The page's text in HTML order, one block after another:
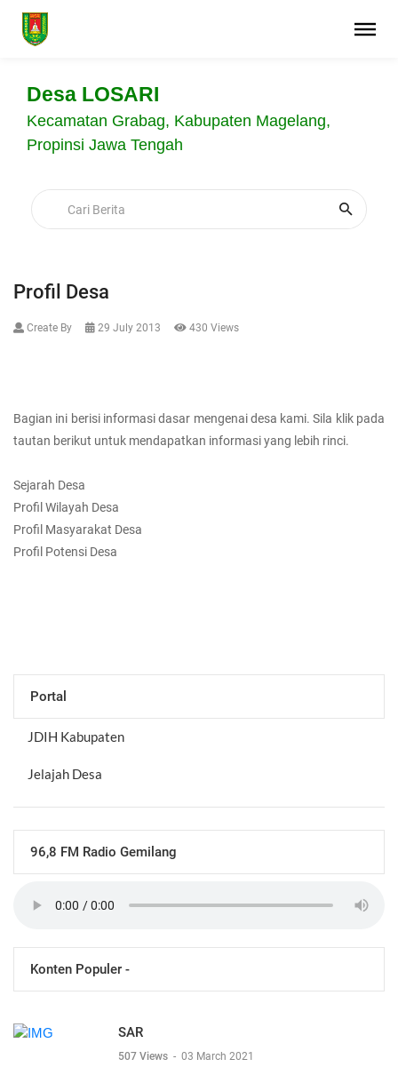
Desa LOSARI
Kecamatan Grabag, Kabupaten Magelang,
Propinsi Jawa Tengah
Profil Desa
Create By 29 July 2013 430 Views
Bagian ini berisi informasi dasar mengenai desa kami. Sila klik pada
tautan berikut untuk mendapatkan informasi yang lebih rinci.
Sejarah Desa
Profil Wilayah Desa
Profil Masyarakat Desa
Profil Potensi Desa
Portal
JDIH Kabupaten
Jelajah Desa
96,8 FM Radio Gemilang
Konten Populer -
SAR
507 Views - 03 March 2021